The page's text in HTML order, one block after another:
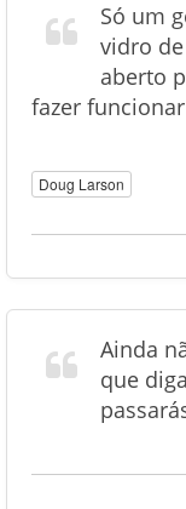
Só um
vidro
aberto
fazer
Doug Larson
Ainda
que